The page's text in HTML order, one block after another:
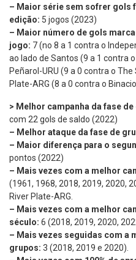
– Maior série sem sofrer gols
edição: 5 jogos (2023)
– Maior número de gols
jogo: 7 (no 8 a 1 contra o
ao lado de Santos (9 a 1 contra
Peñarol-URU (9 a 0 contra o
Plate-ARG (8 a 0 contra o
> Melhor campanha da fase
com 22 gols de saldo (2022)
– Melhor ataque da fase de
– Maior diferença para o
pontos (2022)
– Mais vezes com a melhor
(1961, 1968, 2018, 2019, 2020,
River Plate-ARG.
– Mais vezes com a melhor
século: 6 (2018, 2019, 2020,
– Mais vezes seguidas com a
grupos: 3 (2018, 2019 e 2020).